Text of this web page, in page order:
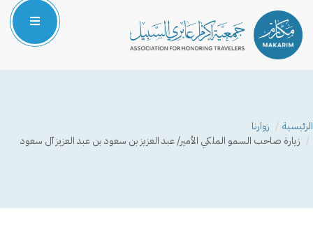
المركز الإعلامي الرئيسية
زوارنا
زيارة صاحب السمو الملكي الأمير/ عبد العزيز بن سعود بن عبد العزيز آل سعود